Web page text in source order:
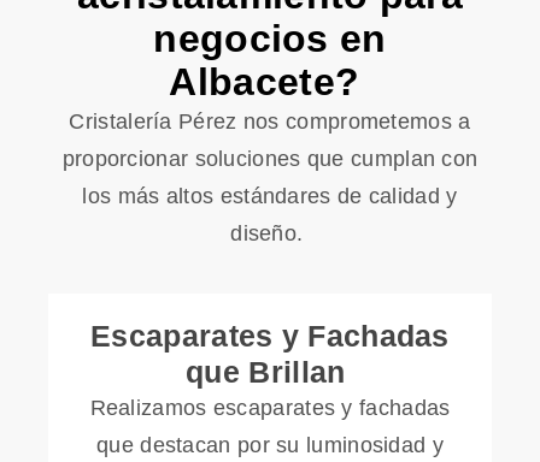
negocios en
Albacete?
Cristalería Pérez nos comprometemos a
proporcionar soluciones que cumplan con
los más altos estándares de calidad y
diseño.
Escaparates y Fachadas
que Brillan
Realizamos escaparates y fachadas
que destacan por su luminosidad y